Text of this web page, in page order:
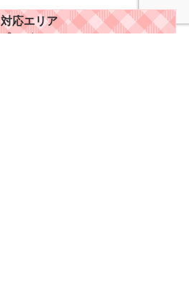
対応エリア
Support area